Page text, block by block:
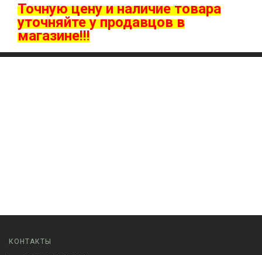
Точную цену и наличие товара
уточняйте у продавцов в
магазине!!!
КОНТАКТЫ